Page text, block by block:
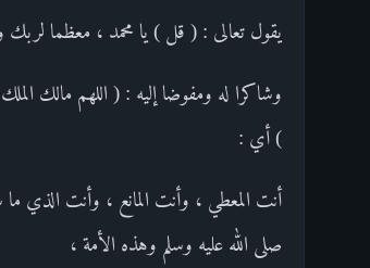
يقول تعالى : ( قل ) يا محمد ، معظما لربك
وشاكرا له ومفوضا إليه : ( اللهم مالك
) أي :
أنت المعطي ، وأنت المانع ، وأنت الذي
صلى الله عليه وسلم وهذه الأمة ،